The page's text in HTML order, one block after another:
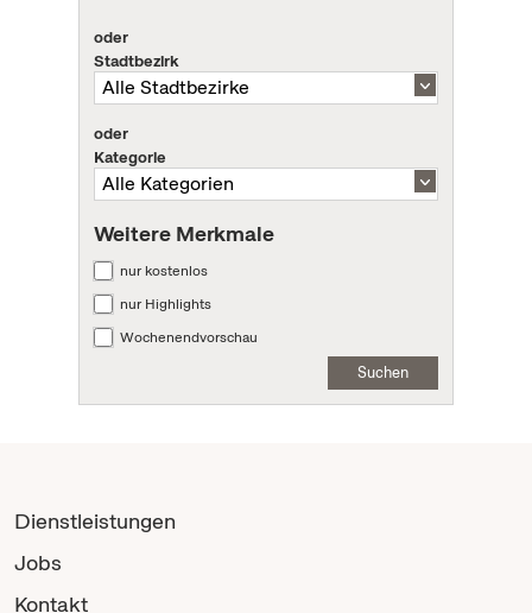
oder
Stadtbezirk
oder
Kategorie
Weitere Merkmale
nur kostenlos
nur Highlights
Wochenendvorschau
Suchen
Dienstleistungen
Jobs
Kontakt